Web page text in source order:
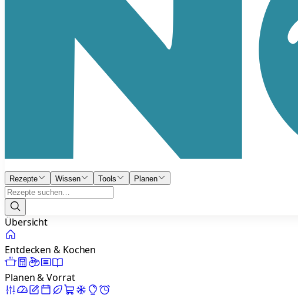
Rezepte Wissen Tools Planen
Übersicht
Entdecken & Kochen
Planen & Vorrat